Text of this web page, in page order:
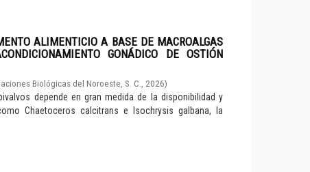
ALIMENTICIO A BASE DE MACROALGAS
GONÁDICO DE OSTIÓN
Biológicas del Noroeste, S. C., 2026)
depende en gran medida de la disponibilidad y
Chaetoceros calcitrans e Isochrysis galbana, la